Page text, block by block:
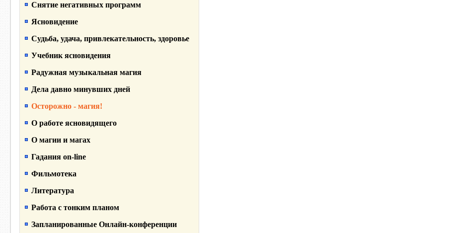
Снятие негативных программ
Ясновидение
Судьба, удача, привлекательность, здоровье
Учебник ясновидения
Радужная музыкальная магия
Дела давно минувших дней
Осторожно - магия!
О работе ясновидящего
О магии и магах
Гадания on-line
Фильмотека
Литература
Работа с тонким планом
Запланированные Онлайн-конференции